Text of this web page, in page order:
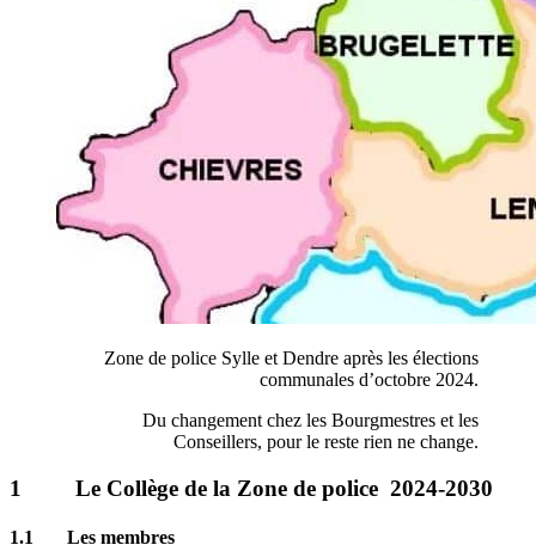
Zone de police Sylle et Dendre après les élections
communales d’octobre 2024.
Du changement chez les Bourgmestres et les
Conseillers, pour le reste rien ne change.
1 Le Collège de la Zone de police 2024-2030
1.1 Les membres